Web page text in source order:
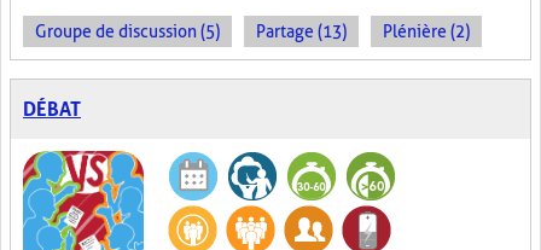
Groupe de discussion (5) Partage (13) Plénière (2)
DÉBAT